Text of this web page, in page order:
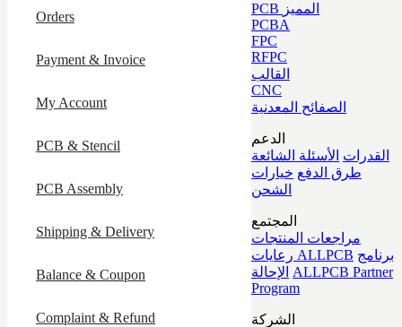
Orders
Payment & Invoice
My Account
PCB & Stencil
PCB Assembly
Shipping & Delivery
Balance & Coupon
Complaint & Refund
PCB المميز
PCBA
FPC
RFPC
القالب
CNC
الصفائح المعدنية
الدعم
القدرات الأسئلة الشائعة
طرق الدفع خيارات
الشحن
المجتمع
مراجعات المنتجات
رعايات ALLPCB برنامج
الإحالة ALLPCB Partner
Program
الشركة